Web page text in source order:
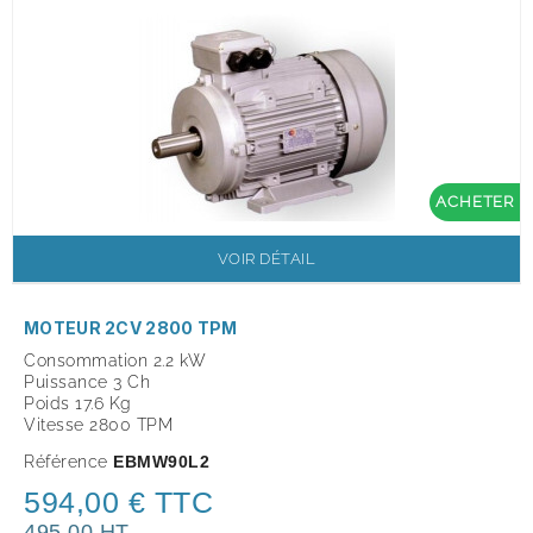
ACHETER
VOIR DÉTAIL
MOTEUR 2CV 2800 TPM
Consommation 2.2 kW
Puissance 3 Ch
Poids 17.6 Kg
Vitesse 2800 TPM
Référence EBMW90L2
594,00 € TTC